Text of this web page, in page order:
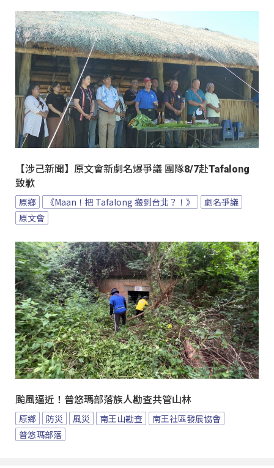
【涉己新聞】原文會新劇名爆爭議 團隊8/7赴Tafalong
致歉
原鄉 《Maan！把 Tafalong 搬到台北？！》
劇名爭議
原文會
颱風逼近！普悠瑪部落族人勘查共管山林
原鄉 防災 風災 南王山勘查
南王社區發展協會
普悠瑪部落